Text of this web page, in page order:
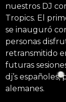
nuestros DJ
Tropics. El
se inauguró
personas
retransmitido
futuras
dj’s
alemanes.